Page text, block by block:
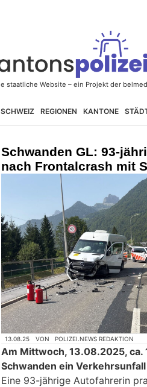
SCHWEIZ REGIONEN KANTONE
Schwanden GL: 93-
nach Frontalcrash mit
13.08.25 VON POLIZEI.NEWS REDAKTION
Am Mittwoch, 13.08.2025, ca.
Schwanden ein
Eine 93-jährige Autofahrerin